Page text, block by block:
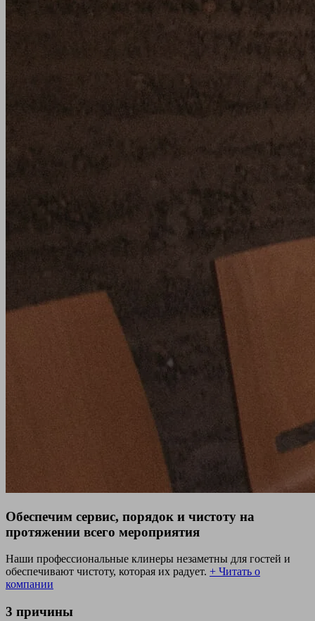
Обеспечим сервис, порядок и чистоту на
протяжении всего мероприятия
Наши профессиональные клинеры незаметны для гостей и
обеспечивают чистоту, которая их радует. + Читать о
компании
3 причины